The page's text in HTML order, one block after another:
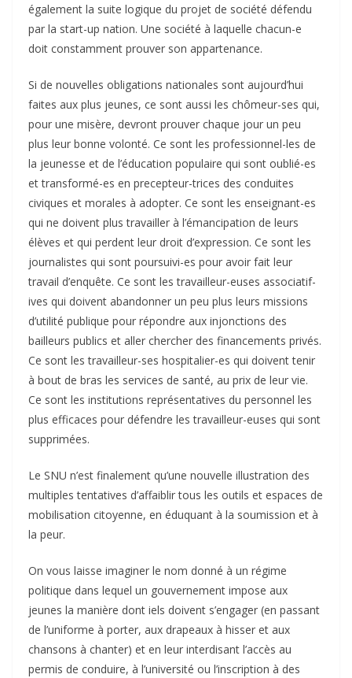
également la suite logique du projet de société défendu
par la start-up nation. Une société à laquelle chacun-e
doit constamment prouver son appartenance.
Si de nouvelles obligations nationales sont aujourd’hui
faites aux plus jeunes, ce sont aussi les chômeur-ses qui,
pour une misère, devront prouver chaque jour un peu
plus leur bonne volonté. Ce sont les professionnel-les de
la jeunesse et de l’éducation populaire qui sont oublié-es
et transformé-es en precepteur-trices des conduites
civiques et morales à adopter. Ce sont les enseignant-es
qui ne doivent plus travailler à l’émancipation de leurs
élèves et qui perdent leur droit d’expression. Ce sont les
journalistes qui sont poursuivi-es pour avoir fait leur
travail d’enquête. Ce sont les travailleur-euses associatif-
ives qui doivent abandonner un peu plus leurs missions
d’utilité publique pour répondre aux injonctions des
bailleurs publics et aller chercher des financements privés.
Ce sont les travailleur-ses hospitalier-es qui doivent tenir
à bout de bras les services de santé, au prix de leur vie.
Ce sont les institutions représentatives du personnel les
plus efficaces pour défendre les travailleur-euses qui sont
supprimées.
Le SNU n’est finalement qu’une nouvelle illustration des
multiples tentatives d’affaiblir tous les outils et espaces de
mobilisation citoyenne, en éduquant à la soumission et à
la peur.
On vous laisse imaginer le nom donné à un régime
politique dans lequel un gouvernement impose aux
jeunes la manière dont iels doivent s’engager (en passant
de l’uniforme à porter, aux drapeaux à hisser et aux
chansons à chanter) et en leur interdisant l’accès au
permis de conduire, à l’université ou l’inscription à des